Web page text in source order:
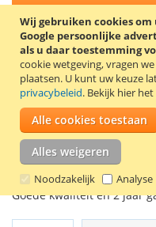
Wij gebruiken cookies
Google persoonlijke
als u daar toestemming
cookie wetgeving, vragen
plaatsen. U kunt uw keuze
privacybeleid. Bekijk hier het
Alle cookies toestaan
Alles weigeren
Noodzakelijk Analyse
In
VOEG TOE
100% Nieuwe compatible
Kleur: cyaan. Capaciteit:
Goede kwaliteit en 2 jaar